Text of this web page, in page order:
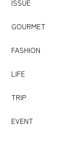
ISSUE
GOURMET
FASHION
LIFE
TRIP
EVENT